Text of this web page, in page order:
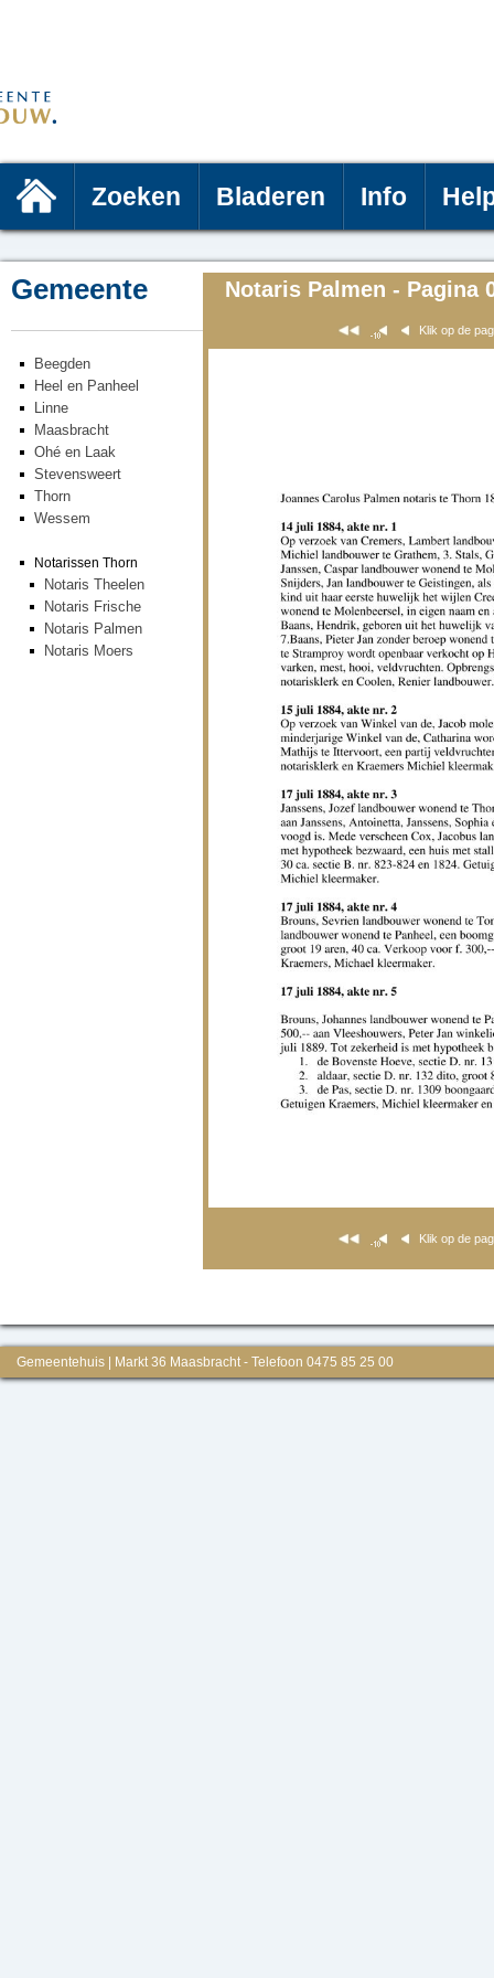
Zoeken Bladeren Info
Gemeente
Beegden
Heel en Panheel
Linne
Maasbracht
Ohé en Laak
Stevensweert
Thorn
Wessem
Notarissen Thorn
Notaris Theelen
Notaris Frische
Notaris Palmen
Notaris Moers
Notaris Palmen - Pagina
Klik op de
Klik op de
Gemeentehuis | Markt 36 Maasbracht - Telefoon 0475 85 25 00